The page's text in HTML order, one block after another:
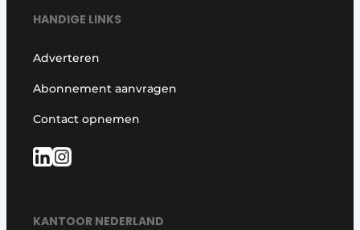
HANDIGE LINKS
Adverteren
Abonnement aanvragen
Contact opnemen
KANTOOR NEDERLAND